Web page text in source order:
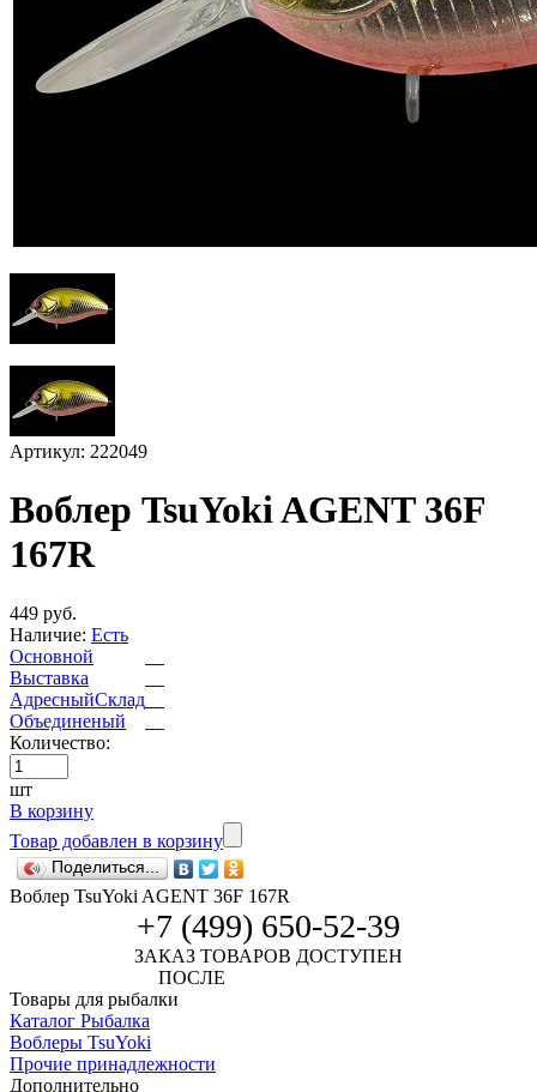
Артикул: 222049
Воблер TsuYoki AGENT 36F
167R
449 руб.
Наличие: Есть
Основной
Выставка
АдресныйСклад
Объединеный
Количество:
шт
В корзину
Товар добавлен в корзину
Поделиться...
Воблер TsuYoki AGENT 36F 167R
+7 (499) 650-52-39
ЗАКАЗ ТОВАРОВ ДОСТУПЕН
ПОСЛЕ
Товары для рыбалки
Каталог Рыбалка
Воблеры TsuYoki
Прочие принадлежности
Дополнительно